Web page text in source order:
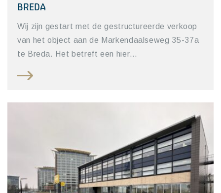
BREDA
Wij zijn gestart met de gestructureerde verkoop
van het object aan de Markendaalseweg 35-37a
te Breda. Het betreft een hier…